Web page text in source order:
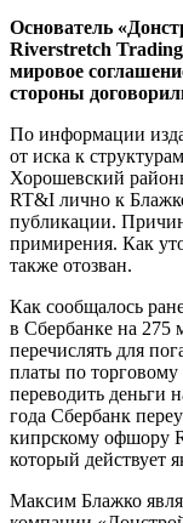
Основатель
Riverstretch
мировое
стороны
По информации
от иска к
Хорошевский
RT&I лично к
публикации.
примирения. Как
также отозван.
Как сообщалось
в Сбербанке на 275
перечислять для
платы по
переводить деньги
года Сбербанк
кипрскому офшору
который действует
Максим Блажко